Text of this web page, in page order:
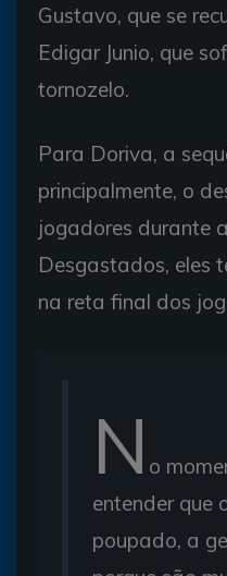
Gustavo, que se
Edigar Junio, que
tornozelo.
Para Doriva, a
principalmente, o
jogadores durante
Desgastados, eles
na reta final dos
N o
entender que
poupado, a